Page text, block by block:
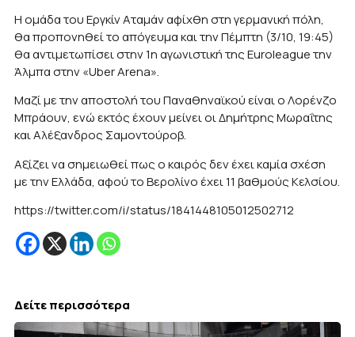
Η ομάδα του Εργκίν Αταμάν αφίχθη στη γερμανική πόλη,
θα προπονηθεί το απόγευμα και την Πέμπτη (3/10, 19:45)
θα αντιμετωπίσει στην 1η αγωνιστική της Euroleague την
Άλμπα στην «Uber Arena».
Mαζί με την αποστολή του Παναθηναϊκού είναι ο Λορένζο
Μπράουν, ενώ εκτός έχουν μείνει οι Δημήτρης Μωραΐτης
και Αλέξανδρος Σαμοντούροβ.
Αξίζει να σημειωθεί πως ο καιρός δεν έχει καμία σχέση
με την Ελλάδα, αφού το Βερολίνο έχει 11 βαθμούς Κελσίου.
https://twitter.com/i/status/1841448105012502712
Δείτε περισσότερα